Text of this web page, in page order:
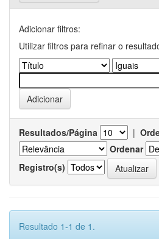
Adicionar filtros:
Utilizar filtros para refinar o
Resultados/Página |
Ordenar
Registro(s)
Resultado 1-1 de 1.